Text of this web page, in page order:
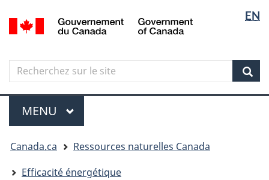
Aller
au
principal
Skip
to
government"
Passer
à
version
simplifiée
langue
EN
Canada
Search
Recherchez
sur
le
site
Menu
MENU PRINCIPAL
êtes
ici
Canada.ca
Ressources naturelles Canada
Efficacité énergétique